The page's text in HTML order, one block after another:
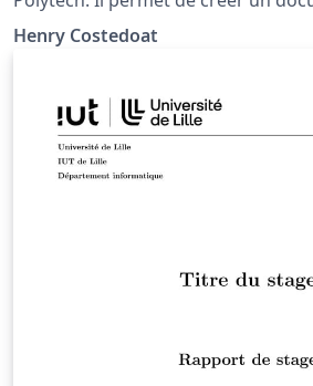
rapport, compte-rendu... Il est
(tous les logos sont disponibles).
Henry Costedoat